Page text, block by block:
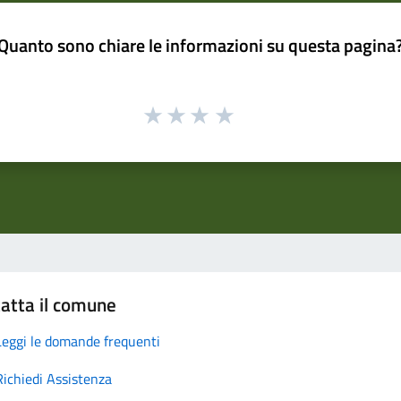
sono chiare le informazioni su questa
il comune
le domande frequenti
Assistenza